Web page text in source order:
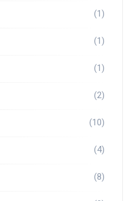
(1)
(1)
(1)
(2)
(10)
(4)
(8)